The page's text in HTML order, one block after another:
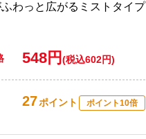
わっと広がるミストタイプ
548円 (税込602円)
27ポイント ポイント10倍